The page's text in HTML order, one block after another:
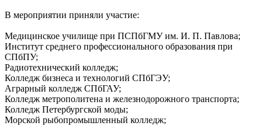
В мероприятии приняли участие:
Медицинское училище при ПСПбГМУ им. И. П. Павлова;
Институт среднего профессионального образования при
СПбПУ;
Радиотехнический колледж;
Колледж бизнеса и технологий СПбГЭУ;
Аграрный колледж СПбГАУ;
Колледж метрополитена и железнодорожного транспорта;
Колледж Петербургской моды;
Морской рыбопромышленный колледж;